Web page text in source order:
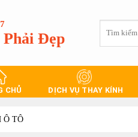
Đẹp
kiếm:
CHỦ DỊCH VỤ THAY KÍNH
Ô TÔ